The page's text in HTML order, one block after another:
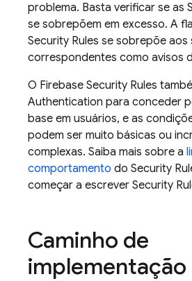
problema. Basta verificar se as
se sobrepõem em excesso. A
Security Rules se sobrepõe aos
correspondentes como avisos
O Firebase Security Rules
Authentication para conceder
base em usuários, e as
podem ser muito básicas ou
complexas. Saiba mais sobre a
comportamento do Security
começar a escrever Security
Caminho de
implementação